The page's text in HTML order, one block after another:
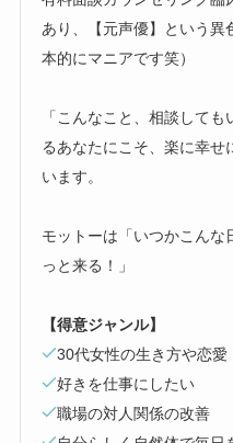
あり、【元声優】という異
本的にマニアです笑）
「こんなこと、相談して
るあなたにこそ、楽に幸せ
います。
モットーは「いつかこんな
っと来る！」
【得意ジャンル】
30代女性の生き方や恋
好きを仕事にしたい
職場の対人関係の改善